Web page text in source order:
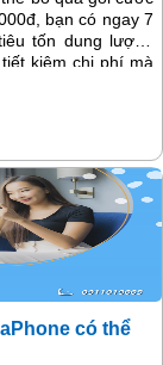
bạn có ngay 7
tốn dung lượng
kiệm chi phí mà
có thể